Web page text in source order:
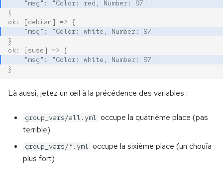
    "msg": "Color: red, Number: 97"
}
ok: [debian] => {
    "msg": "Color: white, Number: 97"
}
ok: [suse] => {
    "msg": "Color: white, Number: 97"
}
Là aussi, jetez un œil à la précédence des variables :
group_vars/all.yml occupe la quatrième place (pas
terrible)
group_vars/*.yml occupe la sixième place (un chouïa
plus fort)